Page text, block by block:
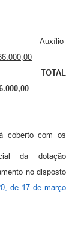
coberto com os
da dotação
no disposto
de 17 de março